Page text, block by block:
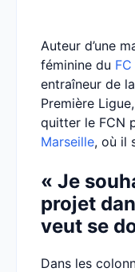
Auteur d’une
féminine du
entraîneur de
Première
quitter le FCN
Marseille, où il
« Je
projet
veut se
Dans les